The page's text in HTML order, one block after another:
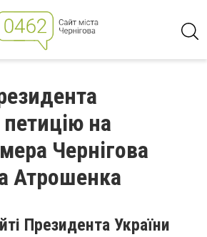
на
Чернігова
Атрошенка
Президента України